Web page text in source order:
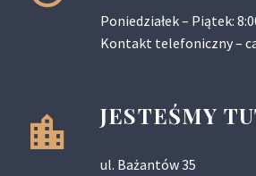
Poniedziałek – Piątek:
Kontakt telefoniczny –
JESTEŚMY
ul. Bażantów 35